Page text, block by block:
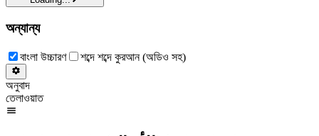
অন্যান্য
বাংলা উচ্চারণ শব্দে শব্দে কুরআন (অডিও সহ)
অনুবাদ
তেলাওয়াত